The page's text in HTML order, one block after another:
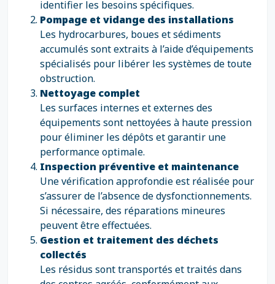
identifier les besoins spécifiques.
Pompage et vidange des installations
Les hydrocarbures, boues et sédiments
accumulés sont extraits à l’aide d’équipements
spécialisés pour libérer les systèmes de toute
obstruction.
Nettoyage complet
Les surfaces internes et externes des
équipements sont nettoyées à haute pression
pour éliminer les dépôts et garantir une
performance optimale.
Inspection préventive et maintenance
Une vérification approfondie est réalisée pour
s’assurer de l’absence de dysfonctionnements.
Si nécessaire, des réparations mineures
peuvent être effectuées.
Gestion et traitement des déchets
collectés
Les résidus sont transportés et traités dans